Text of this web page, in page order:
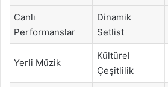
Canlı
Performanslar
Dinamik
Setlist
Yerli Müzik
Kültürel
Çeşitlilik